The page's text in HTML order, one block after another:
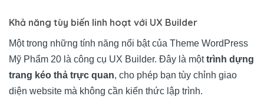
Khả năng tùy biến linh hoạt với UX Builder
Một trong những tính năng nổi bật của Theme WordPress
Mỹ Phẩm 20 là công cụ UX Builder. Đây là mộttrình dựng
trang kéo thả trực quan, cho phép bạn tùy chỉnh giao
diện website mà không cần kiến thức lập trình.